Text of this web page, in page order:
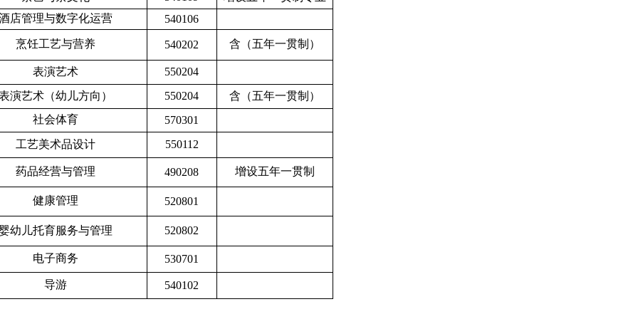
店管理与数字化运营
540106
烹饪工艺与营养 540202 含（五年一贯制）
表演艺术
550204
演艺术（幼儿方向）
550204
含（五年一贯制）
社会体育
570301
工艺美术品设计
550112
药品经营与管理 490208 增设五年一贯制
健康管理 520801
幼儿托育服务与管理 520802
电子商务 530701
导游 540102